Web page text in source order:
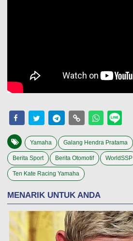
Yamaha Galang Hendra Pratama
Berita Sport Berita Otomotif WorldSSP
Ten Kate Racing Yamaha